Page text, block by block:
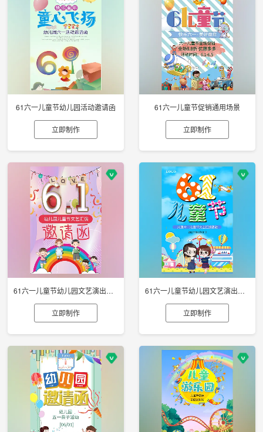
61六一儿童节幼儿园活动邀请函
立即制作
61六一儿童节促销通用场景
立即制作
61六一儿童节幼儿园文艺演出邀请函
立即制作
61六一儿童节幼儿园文艺演出邀请函
立即制作